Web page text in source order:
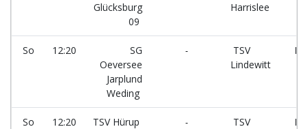
Glücksburg
09
Harrislee
So 12:20
SG
Oeversee
Jarplund
Weding
-
TSV
Lindewitt
So 12:20 TSV Hürup -
TSV